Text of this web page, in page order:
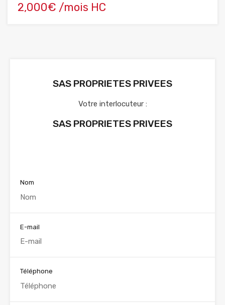
2,000€ /mois HC
SAS PROPRIETES PRIVEES
Votre interlocuteur :
SAS PROPRIETES PRIVEES
Nom
E-mail
Téléphone